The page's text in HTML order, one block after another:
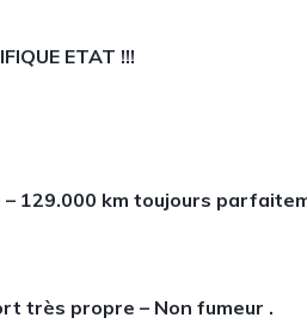
ETAT !!!
– 129.000 km toujours
très propre – Non fumeur .